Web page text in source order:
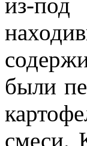
из-
были
смеси.